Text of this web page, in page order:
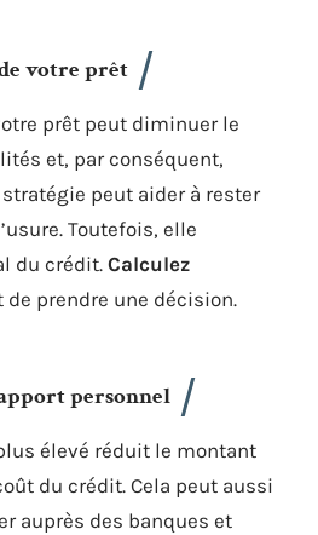
votre prêt
prêt peut diminuer le
et, par conséquent,
stratégie peut aider à rester
Toutefois, elle
du crédit. Calculez
prendre une décision.
personnel
élevé réduit le montant
du crédit. Cela peut aussi
auprès des banques et